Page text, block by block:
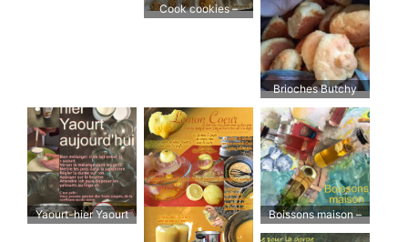
Cook cookies –
Brioches Butchy
fourrées au chocolat
Yaourt-hier Yaourt
Boissons maison –
Chaudes ou froides